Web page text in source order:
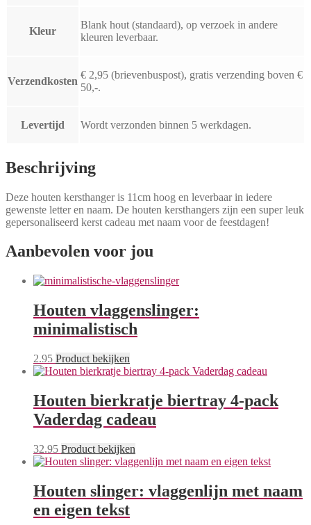
Kleur
Blank hout (standaard), op verzoek in andere
kleuren leverbaar.
Verzendkosten
€ 2,95 (brievenbuspost), gratis verzending boven €
50,-.
Levertijd Wordt verzonden binnen 5 werkdagen.
Beschrijving
Deze houten kersthanger is 11cm hoog en leverbaar in iedere
gewenste letter en naam. De houten kersthangers zijn een super leuk
gepersonaliseerd kerst cadeau met naam voor de feestdagen!
Aanbevolen voor jou
Houten vlaggenslinger:
minimalistisch
2.95 Product bekijken
Houten bierkratje biertray 4-pack
Vaderdag cadeau
32.95 Product bekijken
Houten slinger: vlaggenlijn met naam
en eigen tekst